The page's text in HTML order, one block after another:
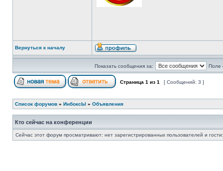
Вернуться к началу
Показать сообщения за: Поле
Страница 1 из 1 [ Сообщений: 3 ]
Список форумов » ИнбоксЫ » Объявления
Кто сейчас на конференции
Сейчас этот форум просматривают: нет зарегистрированных пользователей и